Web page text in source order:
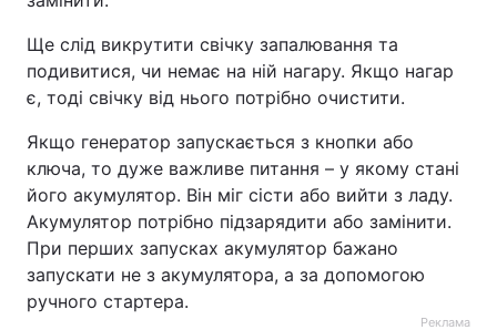
Ще слід викрутити свічку запалювання та
подивитися, чи немає на ній нагару. Якщо нагар
є, тоді свічку від нього потрібно очистити.
Якщо генератор запускається з кнопки або
ключа, то дуже важливе питання – у якому стані
його акумулятор. Він міг сісти або вийти з ладу.
Акумулятор потрібно підзарядити або замінити.
При перших запусках акумулятор бажано
запускати не з акумулятора, а за допомогою
ручного стартера.
Реклама